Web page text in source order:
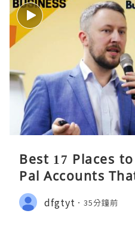
Best 17 Places
Pal Accounts
dfgtyt 35分鐘前